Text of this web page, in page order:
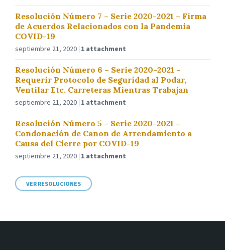
Resolución Número 7 – Serie 2020-2021 – Firma
de Acuerdos Relacionados con la Pandemia
COVID-19
septiembre 21, 2020 1 attachment
Resolución Número 6 – Serie 2020-2021 –
Requerir Protocolo de Seguridad al Podar,
Ventilar Etc. Carreteras Mientras Trabajan
septiembre 21, 2020 1 attachment
Resolución Número 5 – Serie 2020-2021 –
Condonación de Canon de Arrendamiento a
Causa del Cierre por COVID-19
septiembre 21, 2020 1 attachment
VER RESOLUCIONES